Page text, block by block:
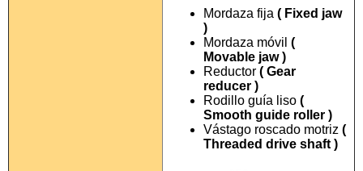
Mordaza fija ( Fixed jaw
)
Mordaza móvil (
Movable jaw )
Reductor ( Gear
reducer )
Rodillo guía liso (
Smooth guide roller )
Vástago roscado motriz (
Threaded drive shaft )